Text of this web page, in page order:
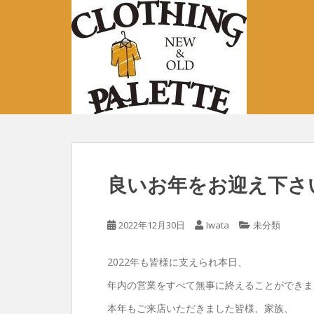
良いお年をお迎え下さ
2022年12月30日 Iwata 未分類
2022年も皆様に支えられ本日、
年内の営業をすべて無事に終えることができま
本年もご来店いただきました皆様、家族、